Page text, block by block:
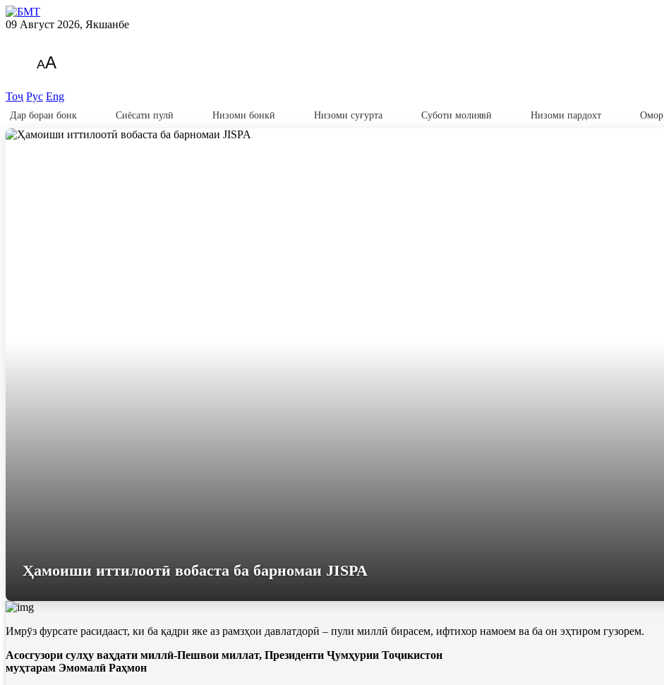
09 Август 2026, Якшанбе
AA
Тоҷ Рус Eng
Дар бораи бонк Сиёсати пулӣ Низоми бонкӣ Низоми суғурта Суботи молиявӣ Низоми пардохт Омор
Ҳамоиши иттилоотӣ вобаста ба барномаи JISPA
Имрӯз фурсате расидааст, ки ба қадри яке аз рамзҳои давлатдорӣ – пули миллӣ бирасем, ифтихор намоем ва ба он эҳтиром гузорем.
Асосгузори сулҳу ваҳдати миллӣ-Пешвои миллат, Президенти Ҷумҳурии Тоҷикистон
муҳтарам Эмомалӣ Раҳмон